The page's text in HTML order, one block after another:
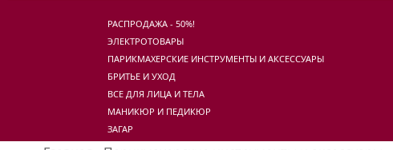
РАСПРОДАЖА - 50%!
ЭЛЕКТРОТОВАРЫ
ПАРИКМАХЕРСКИЕ ИНСТРУМЕНТЫ И АКСЕССУАРЫ
БРИТЬЕ И УХОД
ВСЕ ДЛЯ ЛИЦА И ТЕЛА
МАНИКЮР И ПЕДИКЮР
ЗАГАР